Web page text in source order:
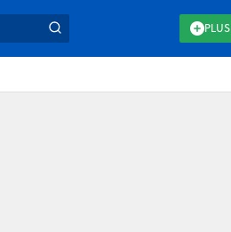
PLUS